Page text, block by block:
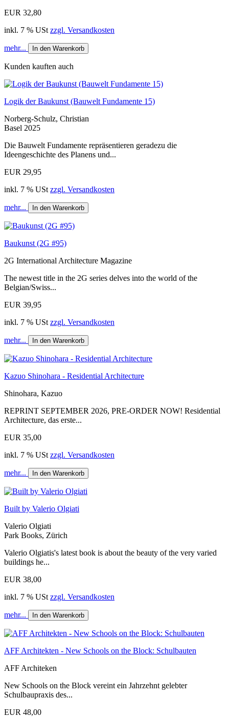
EUR 32,80
inkl. 7 % USt zzgl. Versandkosten
mehr... In den Warenkorb
Kunden kauften auch
Logik der Baukunst (Bauwelt Fundamente 15)
Norberg-Schulz, Christian
Basel 2025
Die Bauwelt Fundamente repräsentieren geradezu die
Ideengeschichte des Planens und...
EUR 29,95
inkl. 7 % USt zzgl. Versandkosten
mehr... In den Warenkorb
Baukunst (2G #95)
2G International Architecture Magazine
The newest title in the 2G series delves into the world of the
Belgian/Swiss...
EUR 39,95
inkl. 7 % USt zzgl. Versandkosten
mehr... In den Warenkorb
Kazuo Shinohara - Residential Architecture
Shinohara, Kazuo
REPRINT SEPTEMBER 2026, PRE-ORDER NOW! Residential
Architecture, das erste...
EUR 35,00
inkl. 7 % USt zzgl. Versandkosten
mehr... In den Warenkorb
Built by Valerio Olgiati
Valerio Olgiati
Park Books, Zürich
Valerio Olgiatis's latest book is about the beauty of the very varied
buildings he...
EUR 38,00
inkl. 7 % USt zzgl. Versandkosten
mehr... In den Warenkorb
AFF Architekten - New Schools on the Block: Schulbauten
AFF Architeken
New Schools on the Block vereint ein Jahrzehnt gelebter
Schulbaupraxis des...
EUR 48,00